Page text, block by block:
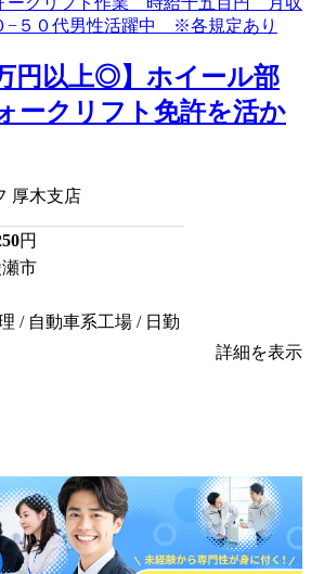
円以上◎】ホイール部
ークリフト免許を活か
厚木支店
円
市
/ 自動車系工場 / 日勤
詳細を表示